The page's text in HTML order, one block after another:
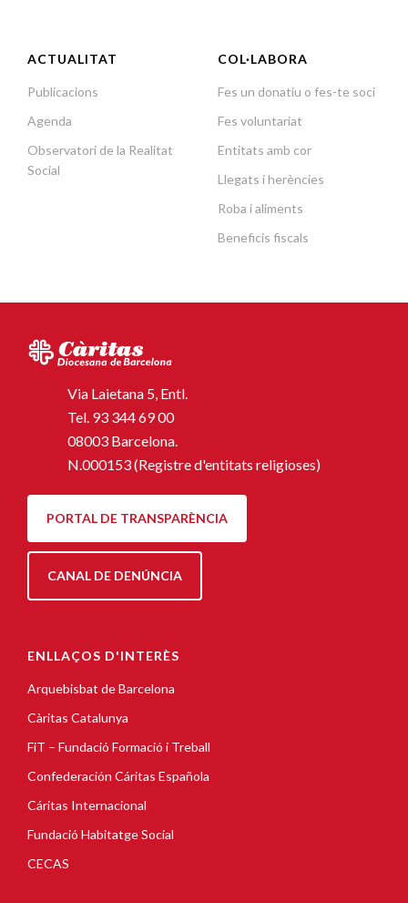
ACTUALITAT
Publicacions
Agenda
Observatori de la Realitat
Social
COL·LABORA
Fes un donatiu o fes-te soci
Fes voluntariat
Entitats amb cor
Llegats i herències
Roba i aliments
Beneficis fiscals
Via Laietana 5, Entl.
Tel. 93 344 69 00
08003 Barcelona.
N.000153 (Registre d'entitats religioses)
PORTAL DE TRANSPARÈNCIA
CANAL DE DENÚNCIA
ENLLAÇOS D'INTERÈS
Arquebisbat de Barcelona
Càritas Catalunya
FiT – Fundació Formació i Treball
Confederación Cáritas Española
Cáritas Internacional
Fundació Habitatge Social
CECAS